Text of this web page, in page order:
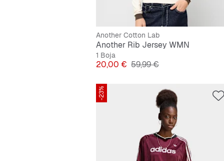
Another Cotton Lab
Another Rib Jersey WMN
1 Boja
Cijena
20,00 € Originalna cijena
59,99 €
-23%